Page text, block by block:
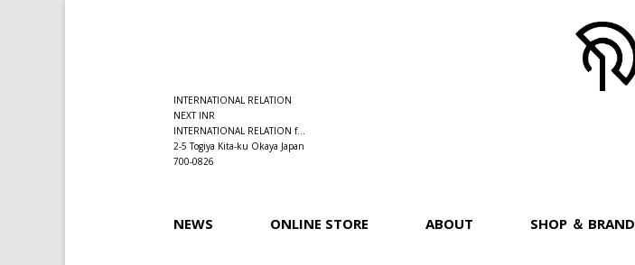
INTERNATIONAL RELATION
NEXT INR
INTERNATIONAL RELATION f...
2-5 Togiya Kita-ku Okaya Japan
700-0826
NEWS ONLINE STORE ABOUT SHOP ＆ BRAND